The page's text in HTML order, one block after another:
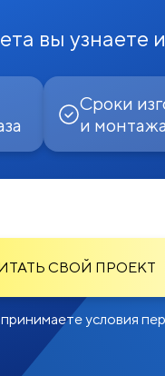
вы узнаете
Сроки
и монтажа
СВОЙ ПРОЕКТ
условия